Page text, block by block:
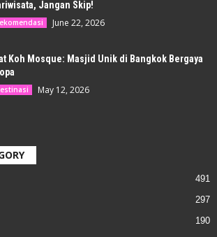
Jangan Skip!
June 22, 2026
Koh Mosque: Masjid Unik di Bangkok Bergaya
May 12, 2026
491
297
190